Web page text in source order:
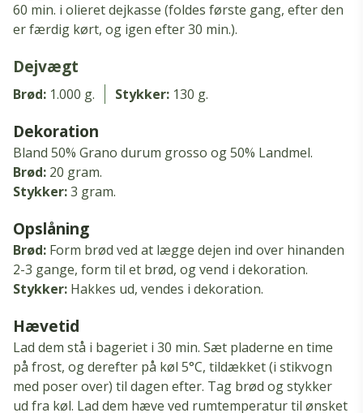
60 min. i olieret dejkasse (foldes første gang, efter den
er færdig kørt, og igen efter 30 min.).
Dejvægt
Brød: 1.000 g. Stykker: 130 g.
Dekoration
Bland 50% Grano durum grosso og 50% Landmel.
Brød: 20 gram.
Stykker:3 gram.
Opslåning
Brød: Form brød ved at lægge dejen ind over hinanden
2-3 gange, form til et brød, og vend i dekoration.
Stykker: Hakkes ud, vendes i dekoration.
Hævetid
Lad dem stå i bageriet i 30 min. Sæt pladerne en time
på frost, og derefter på køl 5°C, tildækket (i stikvogn
med poser over) til dagen efter. Tag brød og stykker
ud fra køl. Lad dem hæve ved rumtemperatur til ønsket